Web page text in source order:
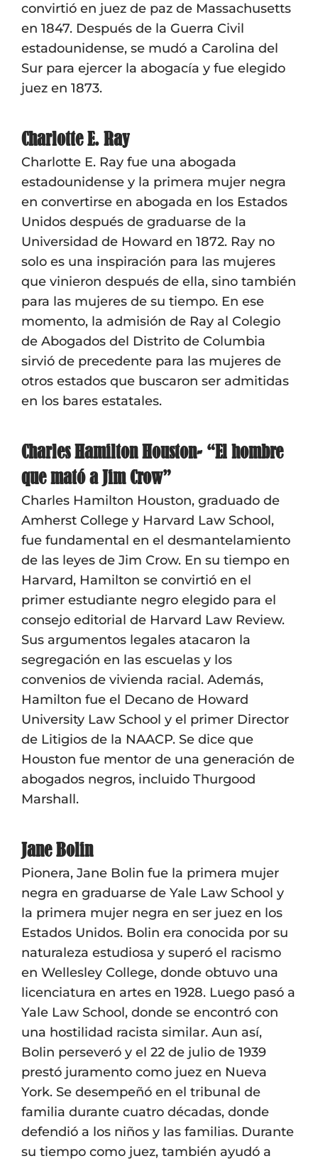
convirtió en juez de paz de Massachusetts
en 1847. Después de la Guerra Civil
estadounidense, se mudó a Carolina del
Sur para ejercer la abogacía y fue elegido
juez en 1873.
Charlotte E. Ray
Charlotte E. Ray fue una abogada
estadounidense y la primera mujer negra
en convertirse en abogada en los Estados
Unidos después de graduarse de la
Universidad de Howard en 1872. Ray no
solo es una inspiración para las mujeres
que vinieron después de ella, sino también
para las mujeres de su tiempo. En ese
momento, la admisión de Ray al Colegio
de Abogados del Distrito de Columbia
sirvió de precedente para las mujeres de
otros estados que buscaron ser admitidas
en los bares estatales.
Charles Hamilton Houston- “El hombre
que mató a Jim Crow”
Charles Hamilton Houston, graduado de
Amherst College y Harvard Law School,
fue fundamental en el desmantelamiento
de las leyes de Jim Crow. En su tiempo en
Harvard, Hamilton se convirtió en el
primer estudiante negro elegido para el
consejo editorial de Harvard Law Review.
Sus argumentos legales atacaron la
segregación en las escuelas y los
convenios de vivienda racial. Además,
Hamilton fue el Decano de Howard
University Law School y el primer Director
de Litigios de la NAACP. Se dice que
Houston fue mentor de una generación de
abogados negros, incluido Thurgood
Marshall.
Jane Bolin
Pionera, Jane Bolin fue la primera mujer
negra en graduarse de Yale Law School y
la primera mujer negra en ser juez en los
Estados Unidos. Bolin era conocida por su
naturaleza estudiosa y superó el racismo
en Wellesley College, donde obtuvo una
licenciatura en artes en 1928. Luego pasó a
Yale Law School, donde se encontró con
una hostilidad racista similar. Aun así,
Bolin perseveró y el 22 de julio de 1939
prestó juramento como juez en Nueva
York. Se desempeñó en el tribunal de
familia durante cuatro décadas, donde
defendió a los niños y las familias. Durante
su tiempo como juez, también ayudó a